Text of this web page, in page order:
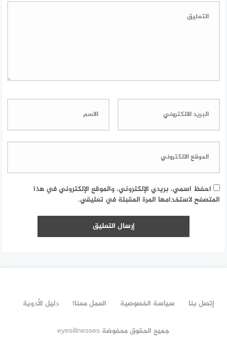
احفظ اسمي، بريدي الإلكتروني، والموقع الإلكتروني في هذا
المتصفح لاستخدامها المرة المقبلة في تعليقي.
إتصل بنا سياسة الخصوصية العمل معنا! دليل الأدوية
جميع الحقوق محفوضة eyesillnesses